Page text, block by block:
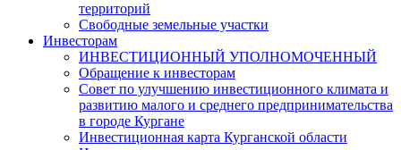
территорий
Свободные земельные участки
Инвесторам
ИНВЕСТИЦИОННЫЙ УПОЛНОМОЧЕННЫЙ
Обращение к инвесторам
Совет по улучшению инвестиционного климата и
развитию малого и среднего предпринимательства
в городе Кургане
Инвестиционная карта Курганской области